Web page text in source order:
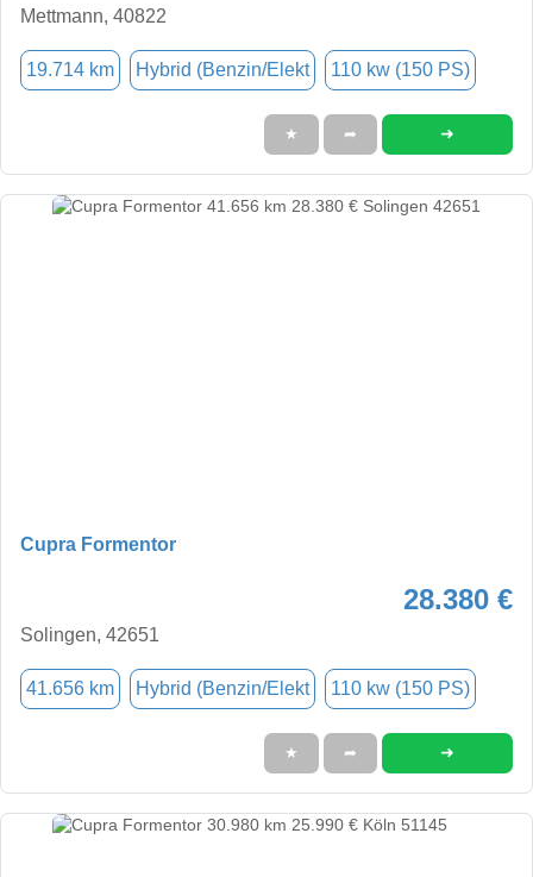
Mettmann, 40822
19.714 km Hybrid (Benzin/Elekt 110 kw (150 PS)
★ ➦ ➜
Cupra Formentor
28.380 €
Solingen, 42651
41.656 km Hybrid (Benzin/Elekt 110 kw (150 PS)
★ ➦ ➜